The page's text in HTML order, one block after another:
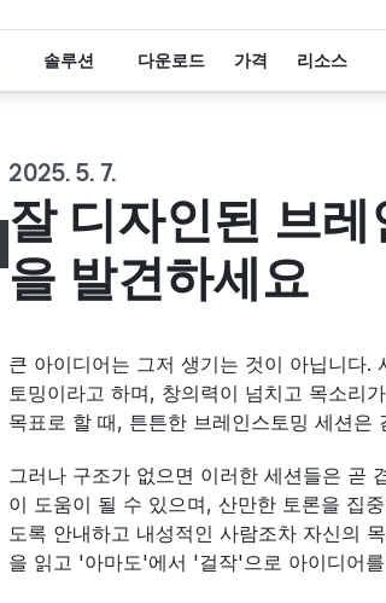
2025. 5. 7.
잘 디자인된 브
을 발견하세요
큰 아이디어는 그저 생기는 것이 아닙니다.
토밍이라고 하며, 창의력이 넘치고 목소리
목표로 할 때, 튼튼한 브레인스토밍 세션은
그러나 구조가 없으면 이러한 세션들은 곧
이 도움이 될 수 있으며, 산만한 토론을 집
도록 안내하고 내성적인 사람조차 자신의
을 읽고 '아마도'에서 '걸작'으로 아이디어
솔루션 다운로드 가격 리소스